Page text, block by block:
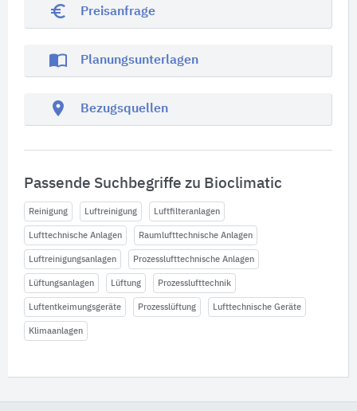
euro_symbol Preisanfrage
import_contacts Planungsunterlagen
location_on Bezugsquellen
Passende Suchbegriffe zu Bioclimatic
Reinigung Luftreinigung Luftfilteranlagen
Lufttechnische Anlagen Raumlufttechnische Anlagen
Luftreinigungsanlagen Prozesslufttechnische Anlagen
Lüftungsanlagen Lüftung Prozesslufttechnik
Luftentkeimungsgeräte Prozesslüftung Lufttechnische Geräte
Klimaanlagen